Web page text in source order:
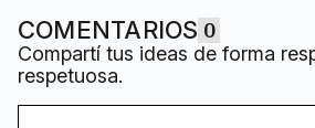
COMENTARIOS 0
Compartí tus ideas de forma
respetuosa.